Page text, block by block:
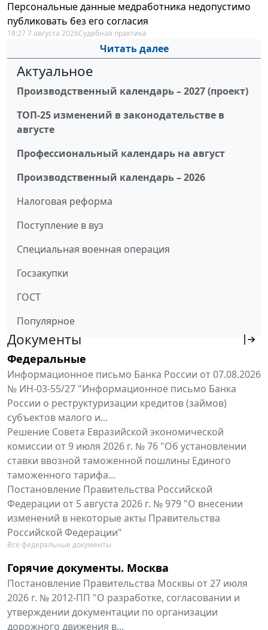
Персональные данные медработника недопустимо
публиковать без его согласия
18:27 7 августа 2026Судебная практика
Читать далее
Актуальное
Производственный календарь – 2027 (проект)
ТОП-25 изменений в законодательстве в
августе
Профессиональный календарь на август
Производственный календарь – 2026
Налоговая реформа
Поступление в вуз
Специальная военная операция
Госзакупки
ГОСТ
Популярное
Документы
Федеральные
Информационное письмо Банка России от 07.08.2026
№ ИН-03-55/27 "Информационное письмо Банка
России о реструктуризации кредитов (займов)
субъектов малого и...
Решение Совета Евразийской экономической
комиссии от 9 июля 2026 г. № 76 "Об установлении
ставки ввозной таможенной пошлины Единого
таможенного тарифа...
Постановление Правительства Российской
Федерации от 5 августа 2026 г. № 979 "О внесении
изменений в некоторые акты Правительства
Российской Федерации"
Все федеральные документы
Горячие документы. Москва
Постановление Правительства Москвы от 27 июля
2026 г. № 2012-ПП "О разработке, согласовании и
утверждении документации по организации
дорожного движения в...